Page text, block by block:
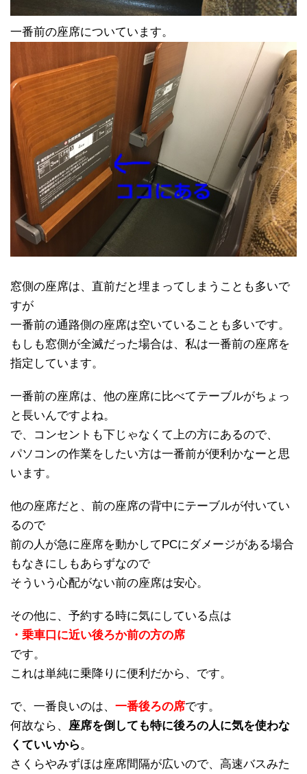
一番前の座席についています。
窓側の座席は、直前だと埋まってしまうことも多いで
すが
一番前の通路側の座席は空いていることも多いです。
もしも窓側が全滅だった場合は、私は一番前の座席を
指定しています。
一番前の座席は、他の座席に比べてテーブルがちょっ
と長いんですよね。
で、コンセントも下じゃなくて上の方にあるので、
パソコンの作業をしたい方は一番前が便利かなーと思
います。
他の座席だと、前の座席の背中にテーブルが付いてい
るので
前の人が急に座席を動かしてPCにダメージがある場合
もなきにしもあらずなので
そういう心配がない前の座席は安心。
その他に、予約する時に気にしている点は
・乗車口に近い後ろか前の方の席
です。
これは単純に乗降りに便利だから、です。
で、一番良いのは、 一番後ろの席です。
何故なら、 座席を倒しても特に後ろの人に気を使わな
くていいから。
さくらやみずほは座席間隔が広いので、高速バスみた